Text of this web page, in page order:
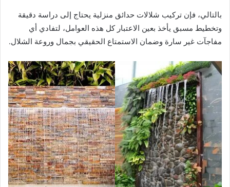
بالتالي، فإن تركيب شلالات حدائق منزلية يحتاج إلى دراسة دقيقة
وتخطيط مسبق يأخذ بعين الاعتبار كل هذه العوامل، لتفادي أي
مفاجآت غير سارة وضمان الاستمتاع الحقيقي بجمال وروعة الشلال.